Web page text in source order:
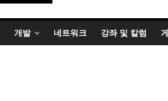
개발 네트워크 강좌 및 칼럼